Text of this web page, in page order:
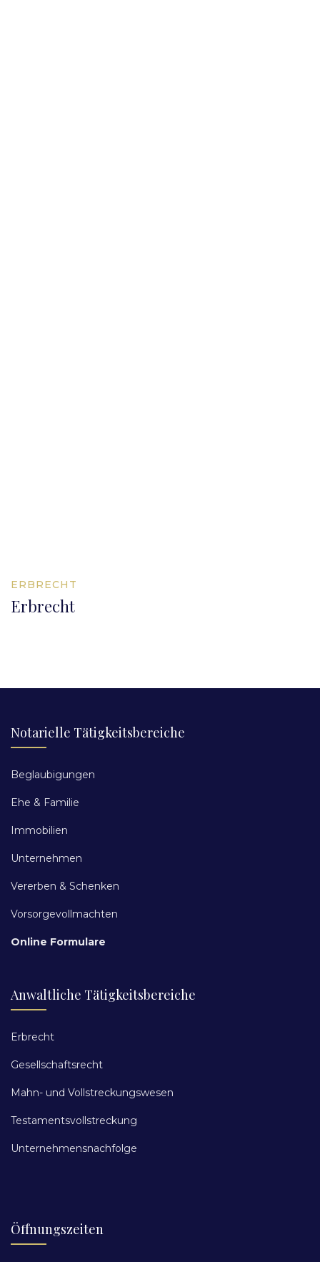
ERBRECHT
Erbrecht
Notarielle Tätigkeitsbereiche
Beglaubigungen
Ehe & Familie
Immobilien
Unternehmen
Vererben & Schenken
Vorsorgevollmachten
Online Formulare
Anwaltliche Tätigkeitsbereiche
Erbrecht
Gesellschaftsrecht
Mahn- und Vollstreckungswesen
Testamentsvollstreckung
Unternehmensnachfolge
Öffnungszeiten